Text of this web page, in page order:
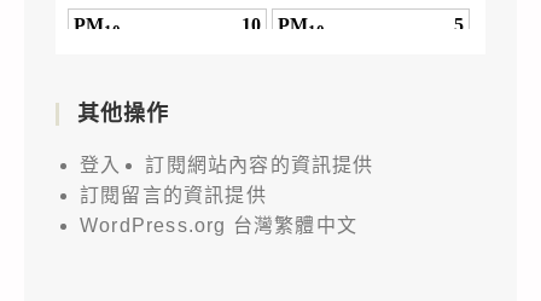
其他操作
登入
訂閱網站內容的資訊提供
訂閱留言的資訊提供
WordPress.org 台灣繁體中文